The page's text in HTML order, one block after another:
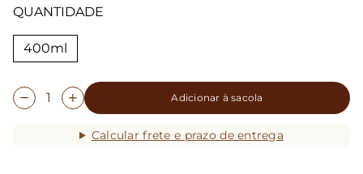
QUANTIDADE
400ml
Adicionar à sacola
Calcular frete e prazo de entrega